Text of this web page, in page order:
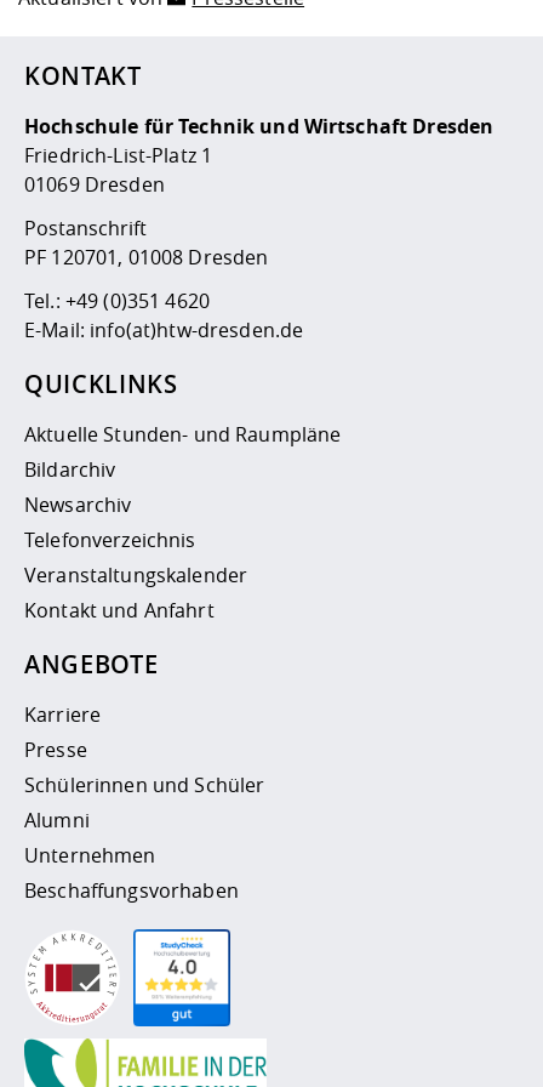
KONTAKT
Hochschule für Technik und Wirtschaft Dresden
Friedrich-List-Platz 1
01069 Dresden
Postanschrift
PF 120701, 01008 Dresden
Tel.: +49 (0)351 4620
E-Mail: info(at)htw-dresden.de
QUICKLINKS
Aktuelle Stunden- und Raumpläne
Bildarchiv
Newsarchiv
Telefonverzeichnis
Veranstaltungskalender
Kontakt und Anfahrt
ANGEBOTE
Karriere
Presse
Schülerinnen und Schüler
Alumni
Unternehmen
Beschaffungsvorhaben